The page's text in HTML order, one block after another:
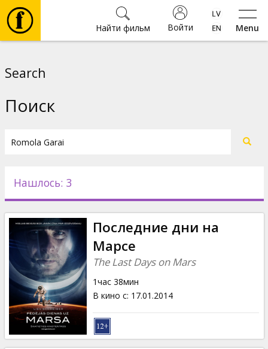
Menu
Войти
Найти фильм
Новости
Подарки
Кинозакуски
B2B
Клуб
Search
Поиск
Нашлось: 3
Последние дни на
Марсе
The Last Days on Mars
1час 38мин
В кино с: 17.01.2014